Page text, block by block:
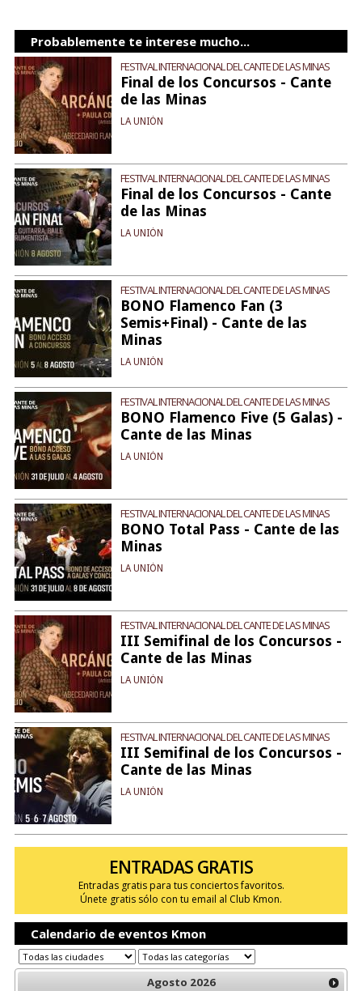
Probablemente te interese mucho...
FESTIVAL INTERNACIONAL DEL CANTE DE LAS MINAS
Final de los Concursos - Cante
de las Minas
LA UNIÓN
FESTIVAL INTERNACIONAL DEL CANTE DE LAS MINAS
Final de los Concursos - Cante
de las Minas
LA UNIÓN
FESTIVAL INTERNACIONAL DEL CANTE DE LAS MINAS
BONO Flamenco Fan (3
Semis+Final) - Cante de las
Minas
LA UNIÓN
FESTIVAL INTERNACIONAL DEL CANTE DE LAS MINAS
BONO Flamenco Five (5 Galas) -
Cante de las Minas
LA UNIÓN
FESTIVAL INTERNACIONAL DEL CANTE DE LAS MINAS
BONO Total Pass - Cante de las
Minas
LA UNIÓN
FESTIVAL INTERNACIONAL DEL CANTE DE LAS MINAS
III Semifinal de los Concursos -
Cante de las Minas
LA UNIÓN
FESTIVAL INTERNACIONAL DEL CANTE DE LAS MINAS
III Semifinal de los Concursos -
Cante de las Minas
LA UNIÓN
ENTRADAS GRATIS
Entradas gratis para tus conciertos favoritos.
Únete gratis sólo con tu email al Club Kmon.
Calendario de eventos Kmon
Agosto 2026